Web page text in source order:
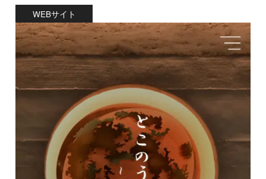
WEBサイト